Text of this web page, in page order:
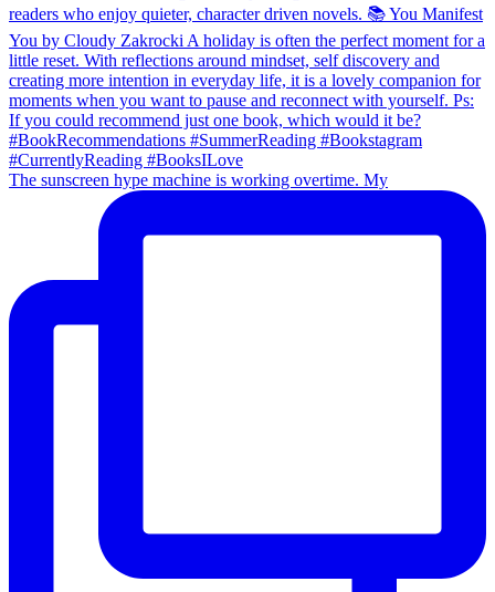
The sunscreen hype machine is working overtime. My